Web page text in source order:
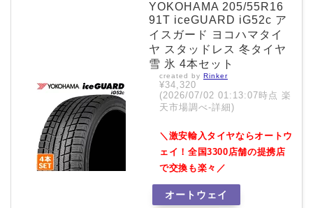
YOKOHAMA 205/55R16
91T iceGUARD iG52c ア
イスガード ヨコハマタイ
ヤ スタッドレス 冬タイヤ
雪 氷 4本セット
created by Rinker
¥34,320
(2026/07/02 01:13:07時点 楽
天市場調べ-詳細)
＼激安輸入タイヤならオートウ
ェイ！全国3300店舗の提携店
で交換も楽々／
オートウェイ